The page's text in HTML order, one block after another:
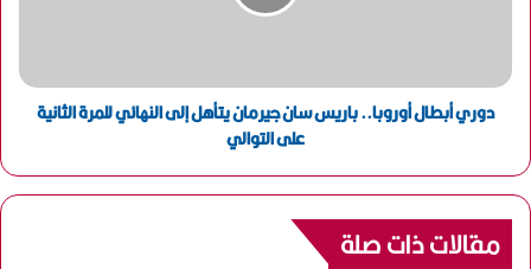
دوري أبطال أوروبا.. باريس سان جيرمان يتأهل إلى النهائي للمرة الثانية
على التوالي
مقالات ذات صلة